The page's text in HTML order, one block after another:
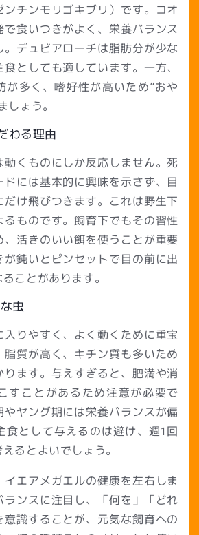
チンモリゴキブリ）です。コオ
で食いつきがよく、栄養バランス
デュビアローチは脂肪分が少な
としても適しています。一方、
が多く、嗜好性が高いため“おや
しょう。
わる理由
動くものにしか反応しません。死
には基本的に興味を示さず、目
け飛びつきます。これは野生下
るものです。飼育下でもその習性
活きのいい餌を使うことが重要
鈍いとピンセットで目の前に出
ことがあります。
虫
りやすく、よく動くために重宝
質が高く、キチン質も多いため
ます。与えすぎると、肥満や消
すことがあるため注意が必要で
ヤング期には栄養バランスが偏
食として与えるのは避け、週1回
るとよいでしょう。
イエアメガエルの健康を左右しま
ランスに注目し、「何を」「どれ
識することが、元気な飼育への